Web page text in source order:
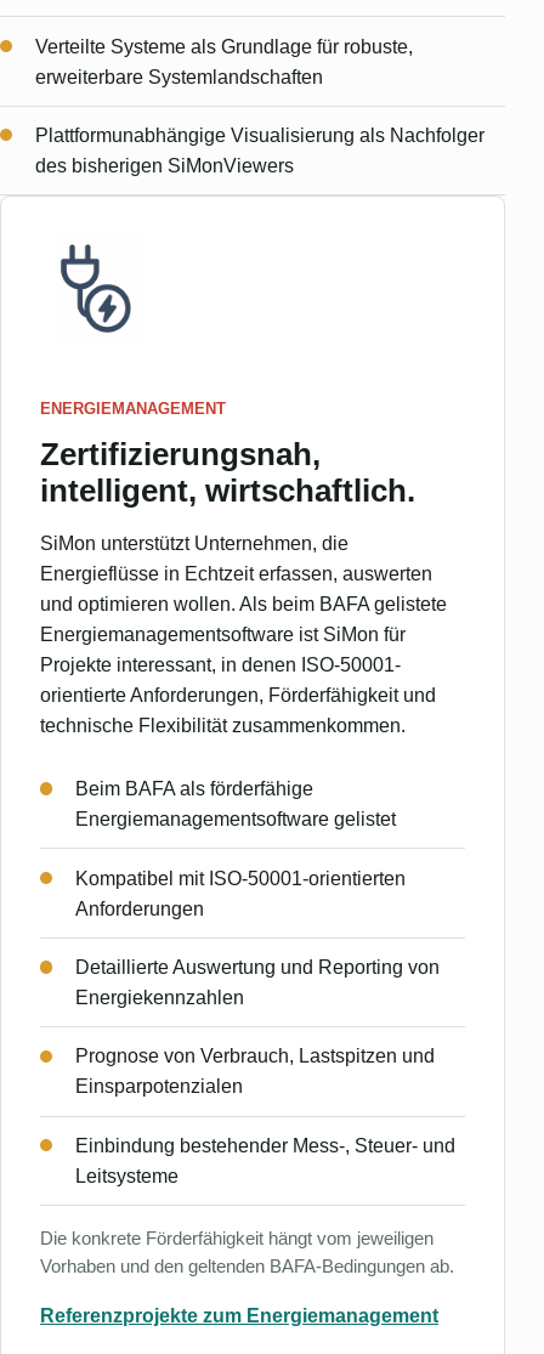
Verteilte Systeme als Grundlage für robuste,
erweiterbare Systemlandschaften
Plattformunabhängige Visualisierung als Nachfolger
des bisherigen SiMonViewers
ENERGIEMANAGEMENT
Zertifizierungsnah,
intelligent, wirtschaftlich.
SiMon unterstützt Unternehmen, die
Energieflüsse in Echtzeit erfassen, auswerten
und optimieren wollen. Als beim BAFA gelistete
Energiemanagementsoftware ist SiMon für
Projekte interessant, in denen ISO-50001-
orientierte Anforderungen, Förderfähigkeit und
technische Flexibilität zusammenkommen.
Beim BAFA als förderfähige
Energiemanagementsoftware gelistet
Kompatibel mit ISO-50001-orientierten
Anforderungen
Detaillierte Auswertung und Reporting von
Energiekennzahlen
Prognose von Verbrauch, Lastspitzen und
Einsparpotenzialen
Einbindung bestehender Mess-, Steuer- und
Leitsysteme
Die konkrete Förderfähigkeit hängt vom jeweiligen
Vorhaben und den geltenden BAFA-Bedingungen ab.
Referenzprojekte zum Energiemanagement